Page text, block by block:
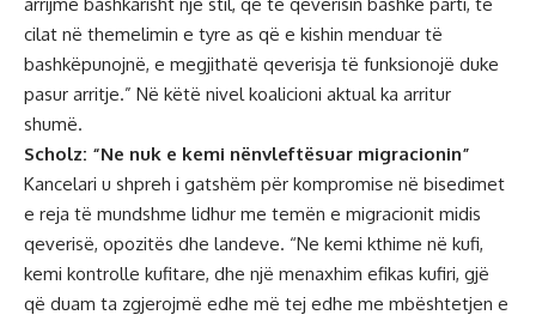
arrijmë bashkarisht një stil, që të qeverisin bashkë parti, të
cilat në themelimin e tyre as që e kishin menduar të
bashkëpunojnë, e megjithatë qeverisja të funksionojë duke
pasur arritje.” Në këtë nivel koalicioni aktual ka arritur
shumë.
Scholz: “Ne nuk e kemi nënvleftësuar migracionin”
Kancelari u shpreh i gatshëm për kompromise në bisedimet
e reja të mundshme lidhur me temën e migracionit midis
qeverisë, opozitës dhe landeve. “Ne kemi kthime në kufi,
kemi kontrolle kufitare, dhe një menaxhim efikas kufiri, gjë
që duam ta zgjerojmë edhe më tej edhe me mbështetjen e